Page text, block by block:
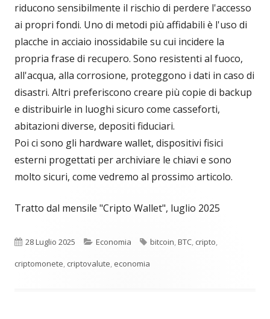
riducono sensibilmente il rischio di perdere l'accesso
ai propri fondi. Uno di metodi più affidabili è l'uso di
placche in acciaio inossidabile su cui incidere la
propria frase di recupero. Sono resistenti al fuoco,
all'acqua, alla corrosione, proteggono i dati in caso di
disastri. Altri preferiscono creare più copie di backup
e distribuirle in luoghi sicuro come casseforti,
abitazioni diverse, depositi fiduciari.
Poi ci sono gli hardware wallet, dispositivi fisici
esterni progettati per archiviare le chiavi e sono
molto sicuri, come vedremo al prossimo articolo.
Tratto dal mensile "Cripto Wallet", luglio 2025
Pubblicato
28 Luglio 2025 Categorie
Economia Tag
bitcoin,BTC, cripto,
criptomonete, criptovalute, economia